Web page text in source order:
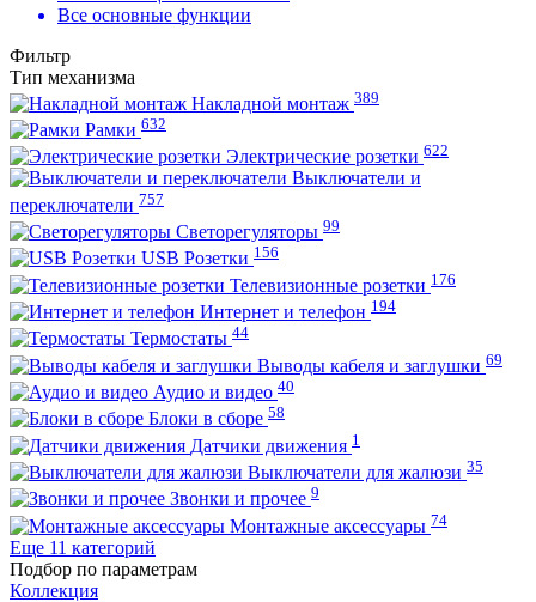
Все основные функции
Фильтр
Тип механизма
Накладной монтаж 389
Рамки 632
Электрические розетки 622
Выключатели и
переключатели 757
Светорегуляторы 99
USB Розетки 156
Телевизионные розетки 176
Интернет и телефон 194
Термостаты 44
Выводы кабеля и заглушки 69
Аудио и видео 40
Блоки в сборе 58
Датчики движения 1
Выключатели для жалюзи 35
Звонки и прочее 9
Монтажные аксессуары 74
Еще 11 категорий
Подбор по параметрам
Коллекция